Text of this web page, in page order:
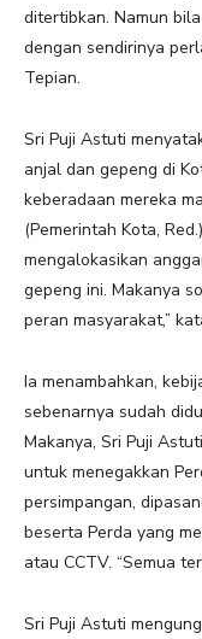
ditertibkan. Namun
dengan sendirinya
Tepian.
Sri Puji Astuti
anjal dan gepeng di
keberadaan mereka
(Pemerintah Kota,
mengalokasikan
gepeng ini. Makanya
peran masyarakat,”
Ia menambahkan,
sebenarnya sudah
Makanya, Sri Puji
untuk menegakkan
persimpangan,
beserta Perda yang
atau CCTV. “Semua
Sri Puji Astuti